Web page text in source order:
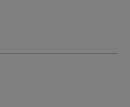
indywidualna